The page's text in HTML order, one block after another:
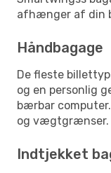
afhænger af din
Håndbagage
De fleste
og en personlig
bærbar
og vægtgrænser.
Indtjekket